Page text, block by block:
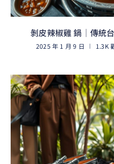
剝皮辣椒雞 鍋｜傳統
2025 年 1 月 9 日 1.3K